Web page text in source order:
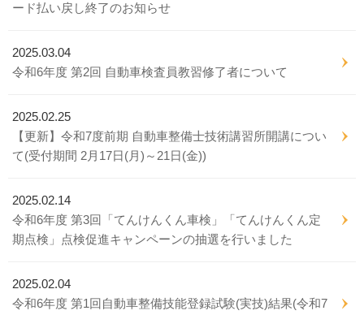
ード払い戻し終了のお知らせ
2025.03.04
令和6年度 第2回 自動車検査員教習修了者について
2025.02.25
【更新】令和7度前期 自動車整備士技術講習所開講につい
て(受付期間 2月17日(月)～21日(金))
2025.02.14
令和6年度 第3回「てんけんくん車検」「てんけんくん定
期点検」点検促進キャンペーンの抽選を行いました
2025.02.04
令和6年度 第1回自動車整備技能登録試験(実技)結果(令和7